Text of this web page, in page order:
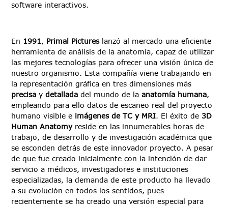
software interactivos.
En 1991, Primal Pictureslanzó al mercado una eficiente
herramienta de análisis de la anatomía, capaz de utilizar
las mejores tecnologías para ofrecer una visión única de
nuestro organismo. Esta compañía viene trabajando en
la representación gráfica en tres dimensiones más
precisa ydetallada del mundo de laanatomía humana,
empleando para ello datos de escaneo real del proyecto
humano visible e imágenes de TC y MRI. El éxito de 3D
Human Anatomyreside en las innumerables horas de
trabajo, de desarrollo y de investigación académica que
se esconden detrás de este innovador proyecto. A pesar
de que fue creado inicialmente con la intención de dar
servicio a médicos, investigadores e instituciones
especializadas, la demanda de este producto ha llevado
a su evolución en todos los sentidos, pues
recientemente se ha creado una versión especial para